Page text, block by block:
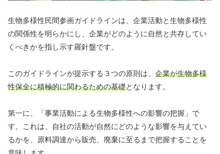
生物多様性民間参画ガイドラインは、企業活動と生物多様性
の関係性を明らかにし、企業がどのように自然と共存してい
くべきかを指し示す羅針盤です。
このガイドラインが提示する３つの原則は、 企業が生物多様
性保全に積極的に関わるための基礎となります。
第一に、「事業活動による生物多様性への影響の把握」で
す。これは、自社の活動が自然にどのような影響を与えてい
るかを、原料調達から販売、廃棄に至るまで把握することを